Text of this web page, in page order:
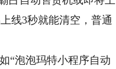
线3秒就能清空，普通
“泡泡玛特小程序自动